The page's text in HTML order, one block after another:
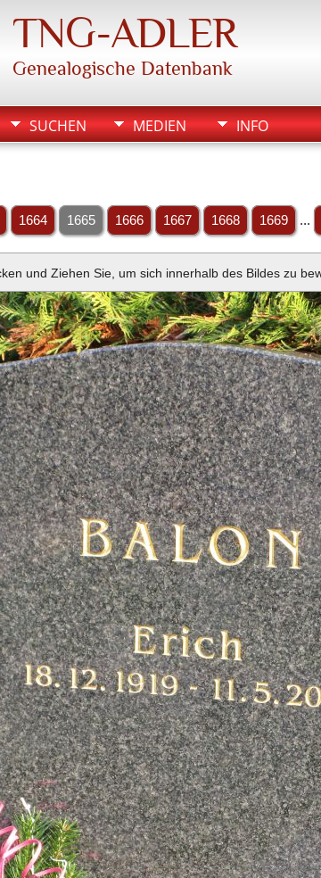
TNG-ADLER
Genealogische Datenbank
SUCHEN MEDIEN INFO
1664 1665 1666 1667 1668 1669 ...